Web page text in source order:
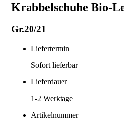
Krabbelschuhe Bio-
Gr.20/21
Liefertermin
Sofort lieferbar
Lieferdauer
1-2 Werktage
Artikelnummer